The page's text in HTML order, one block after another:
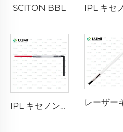
SCITON BBL
IPL キセノンランプ P1541 – 9×45×100 mm